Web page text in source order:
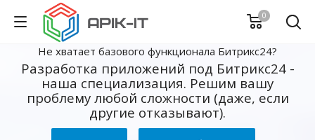
0
Не хватает базового функционала Битрикс24?
Разработка приложений под Битрикс24 -
наша специализация. Решим вашу
проблему любой сложности (даже, если
другие отказывают).